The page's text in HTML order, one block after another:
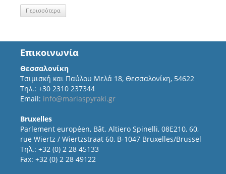
Περισσότερα
Επικοινωνία
Θεσσαλονίκη
Τσιμισκή και Παύλου Μελά 18, Θεσσαλονίκη, 54622
Τηλ.: +30 2310 237344
Email: info@mariaspyraki.gr
Bruxelles
Parlement européen, Bât. Altiero Spinelli, 08E210, 60,
rue Wiertz / Wiertzstraat 60, B-1047 Bruxelles/Brussel
Τηλ.: +32 (0) 2 28 45133
Fax: +32 (0) 2 28 49122